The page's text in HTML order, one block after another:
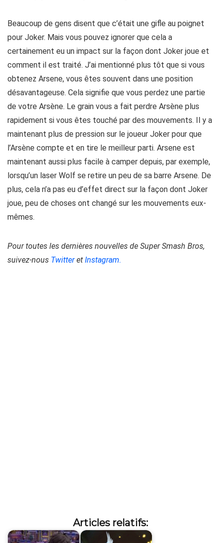
Beaucoup de gens disent que c’était une gifle au poignet
pour Joker. Mais vous pouvez ignorer que cela a
certainement eu un impact sur la façon dont Joker joue et
comment il est traité. J’ai mentionné plus tôt que si vous
obtenez Arsene, vous êtes souvent dans une position
désavantageuse. Cela signifie que vous perdez une partie
de votre Arsène. Le grain vous a fait perdre Arsène plus
rapidement si vous êtes touché par des mouvements. Il y a
maintenant plus de pression sur le joueur Joker pour que
l’Arsène compte et en tire le meilleur parti. Arsene est
maintenant aussi plus facile à camper depuis, par exemple,
lorsqu’un laser Wolf se retire un peu de sa barre Arsene. De
plus, cela n’a pas eu d’effet direct sur la façon dont Joker
joue, peu de choses ont changé sur les mouvements eux-
mêmes.
Pour toutes les dernières nouvelles de Super Smash Bros,
suivez-nous Twitteret Instagram.
Articles relatifs: